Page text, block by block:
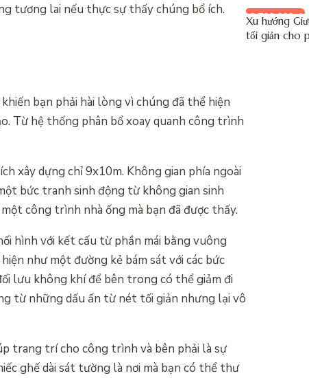
tương lai nếu thực sự thấy chúng bổ ích.
bạn phải hài lòng vì chúng đã thể hiện
Từ hệ thống phân bổ xoay quanh công trình
xây dựng chỉ 9x10m. Không gian phía ngoài
bức tranh sinh động từ không gian sinh
công trình nhà ống mà bạn đã được thấy.
hình với kết cấu từ phần mái bằng vuông
như một đường kẻ bám sát với các bức
lưu không khí để bên trong có thể giảm đi
từ những dấu ấn từ nét tối giản nhưng lại vô
trang trí cho công trình và bên phải là sự
ghế dài sát tường là nơi mà bạn có thể thư
8.700.000 đ
Xu hướng
tối giản cho